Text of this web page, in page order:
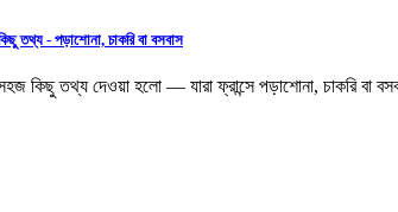
তথ্য - পড়াশোনা, চাকরি বা বসবাস
সহজ কিছু তথ্য দেওয়া হলো — যারা ফ্রান্সে পড়াশোনা, চাকরি বা